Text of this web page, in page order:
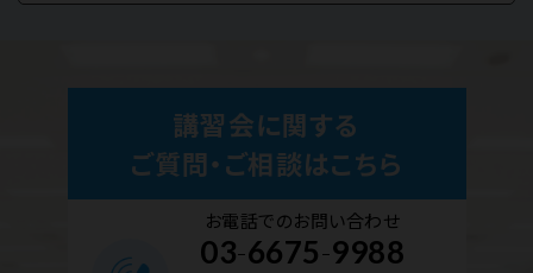
講習会に関する
ご質問・ご相談はこちら
お電話でのお問い合わせ
03-6675-9988